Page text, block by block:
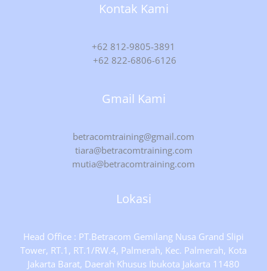
Kontak Kami
+62 812-9805-3891
+62 822-6806-6126
Gmail Kami
betracomtraining@gmail.com
tiara@betracomtraining.com
mutia@betracomtraining.com
Lokasi
Head Office : PT.Betracom Gemilang Nusa Grand Slipi
Tower, RT.1, RT.1/RW.4, Palmerah, Kec. Palmerah, Kota
Jakarta Barat, Daerah Khusus Ibukota Jakarta 11480